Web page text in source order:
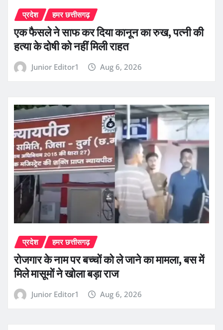
प्रदेश हमर छत्तीसगढ़
एक फैसले ने साफ कर दिया कानून का रुख, पत्नी की
हत्या के दोषी को नहीं मिली राहत
Junior Editor1 Aug 6, 2026
प्रदेश हमर छत्तीसगढ़
रोजगार के नाम पर बच्चों को ले जाने का मामला, बस में
मिले मासूमों ने खोला बड़ा राज
Junior Editor1 Aug 6, 2026